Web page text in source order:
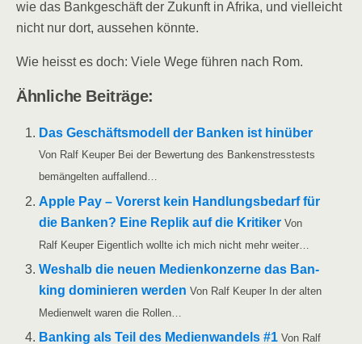
wie das Bank­ge­schäft der Zukunft in Afri­ka, und viel­leicht
nicht nur dort, aus­se­hen könnte.
Wie heisst es doch: Vie­le Wege füh­ren nach Rom.
Ähn­li­che Beiträge:
Das Geschäfts­mo­dell der Ban­ken ist hin­über
Von Ralf Keu­per Bei der Bewer­tung des Ban­ken­stress­tests
bemän­gel­ten auffallend…
Apple Pay – Vor­erst kein Hand­lungs­be­darf für
die Ban­ken? Eine Replik auf die Kri­ti­ker Von
Ralf Keu­per Eigent­lich woll­te ich mich nicht mehr weiter…
Wes­halb die neu­en Medi­en­kon­zer­ne das Ban­
king domi­nie­ren wer­den Von Ralf Keu­per In der alten
Medi­en­welt waren die Rollen…
Ban­king als Teil des Medi­en­wan­dels #1 Von Ralf